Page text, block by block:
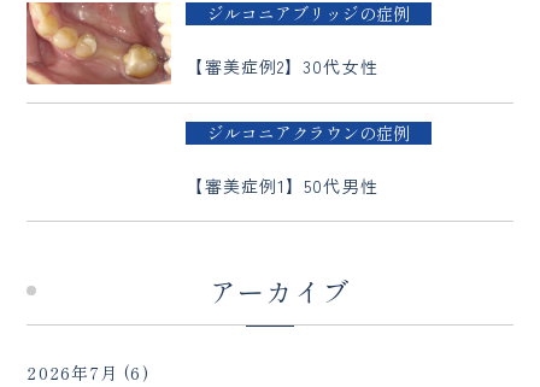
ジルコニアブリッジの症例
【審美症例2】30代女性
ジルコニアクラウンの症例
【審美症例1】50代男性
アーカイブ
2026年7月 (6)